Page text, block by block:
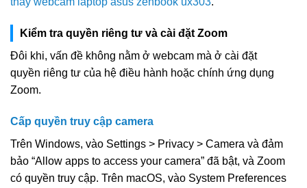
Kiểm tra quyền riêng tư và cài đặt Zoom
Đôi khi, vấn đề không nằm ở webcam mà ở cài đặt
quyền riêng tư của hệ điều hành hoặc chính ứng dụng
Zoom.
Cấp quyền truy cập camera
Trên Windows, vào Settings > Privacy > Camera và đảm
bảo “Allow apps to access your camera” đã bật, và Zoom
có quyền truy cập. Trên macOS, vào System Preferences